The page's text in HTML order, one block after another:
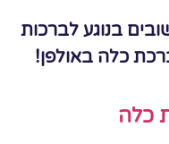
לברכות
באולפן!